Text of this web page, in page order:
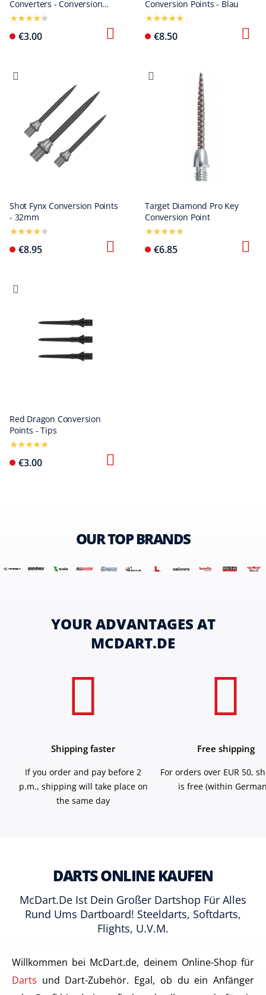
Converters - Conversion
Points
€3.00
Conversion Points - Blau
€8.50
Shot Fynx Conversion Points
- 32mm
€8.95
Target Diamond Pro Key
Conversion Point
€6.85
Red Dragon Conversion
Points - Tips
€3.00
OUR TOP BRANDS
YOUR ADVANTAGES AT
MCDART.DE
Shipping faster
If you order and pay before 2
p.m., shipping will take place on
the same day
Free shipping
For orders over EUR 50,
is free (within
DARTS ONLINE KAUFEN
McDart.de Ist Dein Großer Dartshop Für Alles
Rund Ums Dartboard! Steeldarts, Softdarts,
Flights, U.v.m.
Willkommen bei McDart.de, deinem Online-Shop für
Darts und Dart-Zubehör. Egal, ob du ein Anfänger